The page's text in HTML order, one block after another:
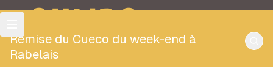
OULIPO
Remise du Cueco du week-end à
Rabelais